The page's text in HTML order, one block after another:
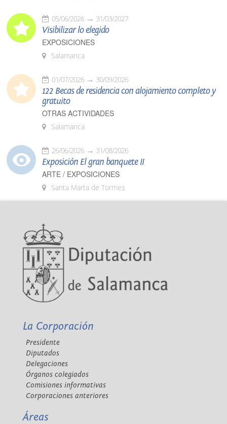
05/06/2026 31/03/2027
Visibilizar lo elegido
EXPOSICIONES
Salamanca
01/07/2026 30/09/2026
122 Becas de residencia con alojamiento completo y
gratuito
OTRAS ACTIVIDADES
Salamanca
26/06/2026 31/08/2026
Exposición El gran banquete II
ARTE / EXPOSICIONES
Santa Marta de Tormes
La Corporación
Presidente
Diputados
Delegaciones
Órganos colegiados
Comisiones informativas
Corporaciones anteriores
Áreas